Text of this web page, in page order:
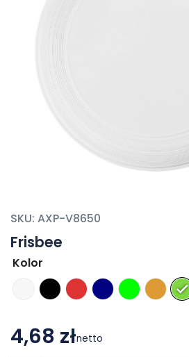
Frisbee
SKU: AXP-V8650
Kolor
4,68 złnetto